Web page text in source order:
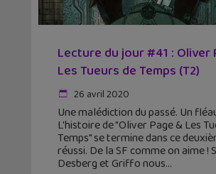
Lecture du jour #41 : Oliver
Les Tueurs de Temps (T2)
26 avril 2020
Une malédiction du passé. Un
L'histoire de "Oliver Page & Les
Temps" se termine dans ce
réussi. De la SF comme on aime !
Desberg et Griffo nous